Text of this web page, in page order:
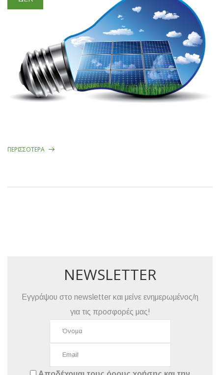
ΠΕΡΙΣΣΌΤΕΡΑ
NEWSLETTER
Εγγράψου στο newsletter και μείνε ενημερωμένος/η
για τις προσφορές μας!